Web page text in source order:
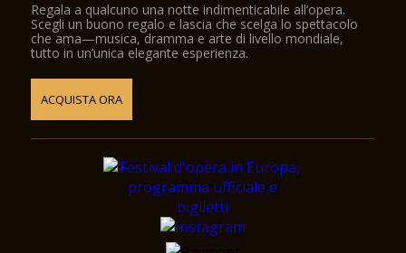
Regala a qualcuno una notte indimenticabile all’opera.
Scegli un buono regalo e lascia che scelga lo spettacolo
che ama—musica, dramma e arte di livello mondiale,
tutto in un’unica elegante esperienza.
ACQUISTA ORA